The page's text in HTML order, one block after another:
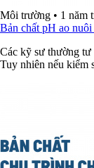
Môi trường • 1 năm
Bản chất pH ao
Các kỹ sư thường tư
Tuy nhiên nếu kiểm